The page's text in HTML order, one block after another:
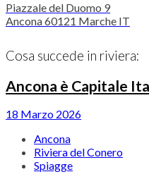
Piazzale del Duomo 9
Ancona60121 Marche IT
Cosa succede in riviera:
Ancona è Capitale
18 Marzo 2026
Ancona
Riviera del Conero
Spiagge